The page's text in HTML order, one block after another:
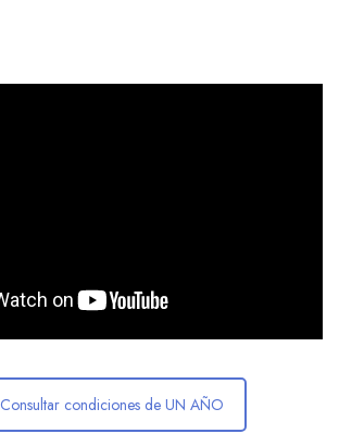
Consultar condiciones de UN AÑO